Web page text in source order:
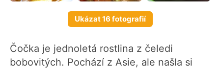
Ukázat 16 fotografií
Čočka je jednoletá rostlina z čeledi
bobovitých. Pochází z Asie, ale našla si